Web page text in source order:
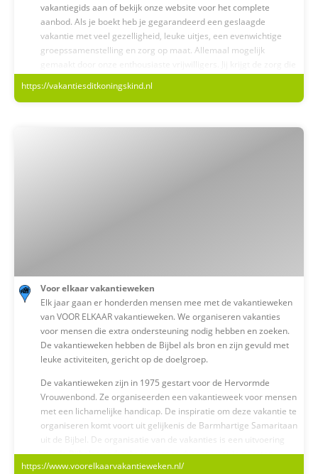
vakantiegids aan of bekijk onze website voor het complete
aanbod. Als je boekt heb je gegarandeerd een geslaagde
vakantie met veel gezelligheid, leuke uitjes, een evenwichtige
groepssamenstelling en zorg op maat. Allemaal mogelijk
gemaakt door onze enthousiaste vrijwilligers. Jij krijgt de zorg die
Wie zijn wij?
Dit Koningskind. Deze vereniging zet zich in voor iedereen die te
https://vakantiesditkoningskind.nl
Voor elkaar vakantieweken
Elk jaar gaan er honderden mensen mee met de vakantieweken
van VOOR ELKAAR vakantieweken. We organiseren vakanties
voor mensen die extra ondersteuning nodig hebben en zoeken.
De vakantieweken hebben de Bijbel als bron en zijn gevuld met
leuke activiteiten, gericht op de doelgroep.
De vakantieweken zijn in 1975 gestart voor de Hervormde
Vrouwenbond. Ze organiseerden een vakantieweek voor mensen
met een lichamelijke handicap. De inspiratie om deze vakantie te
organiseren komt voort uit gelijkenis de Barmhartige Samaritaan
uit de Bijbel. De organisatie van de vakanties is een uitvoering
van de Bijbelse opdracht op zorg te dragen voor je naasten.
https://www.voorelkaarvakantieweken.nl/